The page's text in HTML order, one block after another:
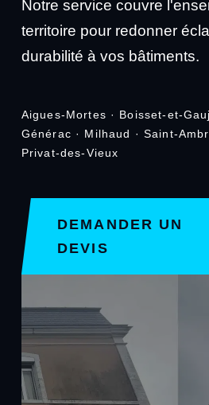
Notre service couvre
territoire pour redonner
durabilité à vos bâtiments.
Aigues-Mortes · Boisset-et-
Générac · Milhaud · Saint-
Privat-des-Vieux
DEMANDER UN
DEVIS